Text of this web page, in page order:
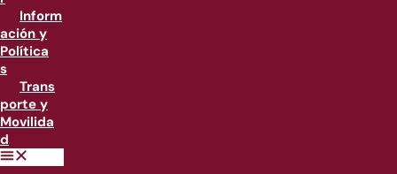
Inform
ación y
Política
s
Trans
porte y
Movilida
d